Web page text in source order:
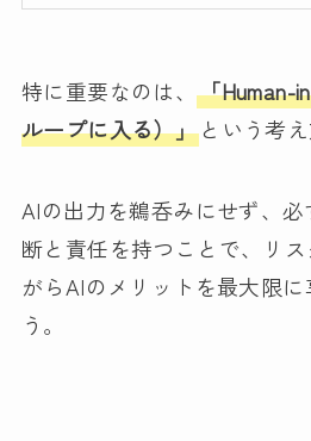
特に重要なのは、「Human-
ループに入る）」 という考え
AIの出力を鵜呑みにせず、
断と責任を持つことで、リ
がらAIのメリットを最大限に
う。